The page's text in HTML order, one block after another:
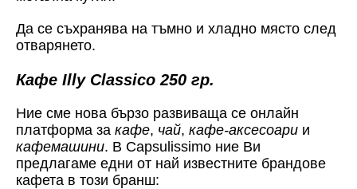
Да се съхранява на тъмно и хладно място след
отварянето.
Кафе Illy Classico 250 гр.
Ние сме нова бързо развиваща се онлайн
платформа за кафе, чай, кафе-аксесоари и
кафемашини. В Capsulissimo ние Ви
предлагаме едни от най известните брандове
кафета в този бранш: